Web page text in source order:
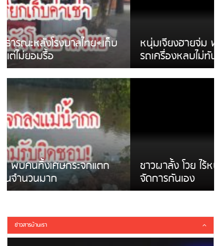
หนุ่มเจียงฮายจ่ม พบถังน้ำดื่มตกกลางถนน
รถเครื่องหลบไม่ทันล้มบาดเจ็บ
ชาวผาลั้ง โวย ไร้หน่วยงานดูแล ดินสไลด์ ต้อง
จัดการกันเอง
ข่าวสารบ้านเรา